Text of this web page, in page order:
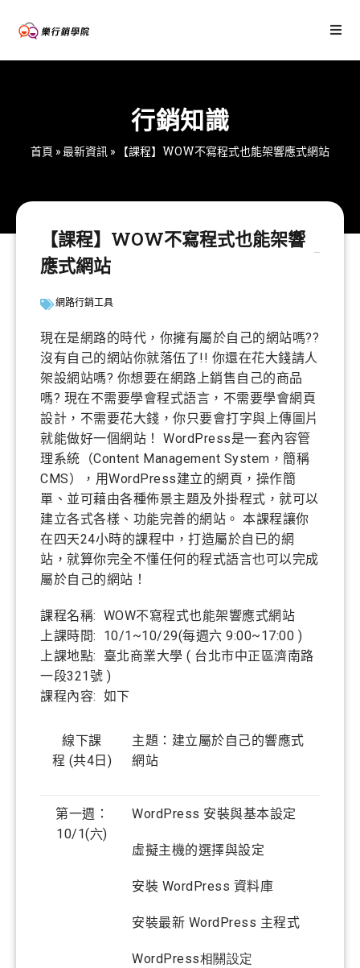
行銷知識
首頁 »最新資訊 » 【課程】WOW不寫程式也能架響應式網站
【課程】WOW不寫程式也能架響
應式網站
網路行銷工具
現在是網路的時代，你擁有屬於自己的網站嗎??
沒有自己的網站你就落伍了!! 你還在花大錢請人
架設網站嗎? 你想要在網路上銷售自己的商品
嗎? 現在不需要學會程式語言，不需要學會網頁
設計，不需要花大錢，你只要會打字與上傳圖片
就能做好一個網站！ WordPress是一套內容管
理系統（Content Management System，簡稱
CMS），用WordPress建立的網頁，操作簡
單、並可藉由各種佈景主題及外掛程式，就可以
建立各式各樣、功能完善的網站。 本課程讓你
在四天24小時的課程中，打造屬於自已的網
站，就算你完全不懂任何的程式語言也可以完成
屬於自己的網站！
課程名稱: WOW不寫程式也能架響應式網站
上課時間: 10/1~10/29(每週六 9:00~17:00 )
上課地點: 臺北商業大學 ( 台北市中正區濟南路
一段321號 )
課程內容: 如下
線下課
程 (共4 日 )
主題：建立屬於自己的響應式
網站
第一週：
10/1(六)
WordPress 安裝與基本設定
虛擬主機的選擇與設定
安裝 WordPress 資料庫
安裝最新 WordPress 主程式
WordPress相關設定